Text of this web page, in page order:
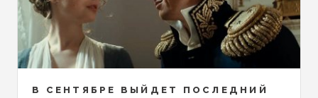
В СЕНТЯБРЕ ВЫЙДЕТ ПОСЛЕДНИЙ